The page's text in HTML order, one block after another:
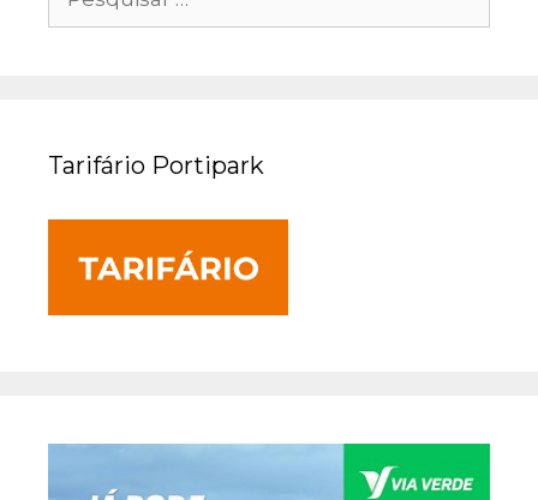
por:
Tarifário Portipark